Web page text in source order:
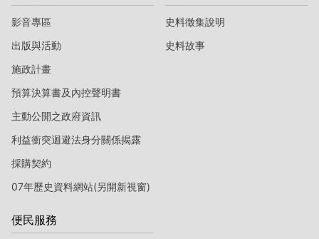
影音專區
出版與活動
施政計畫
預算決算書及內控聲明書
主動公開之政府資訊
利益衝突迴避法身分關係揭露
採購契約
07年歷史資料網站(另開新視窗)
史料徵集說明
史料故事
便民服務